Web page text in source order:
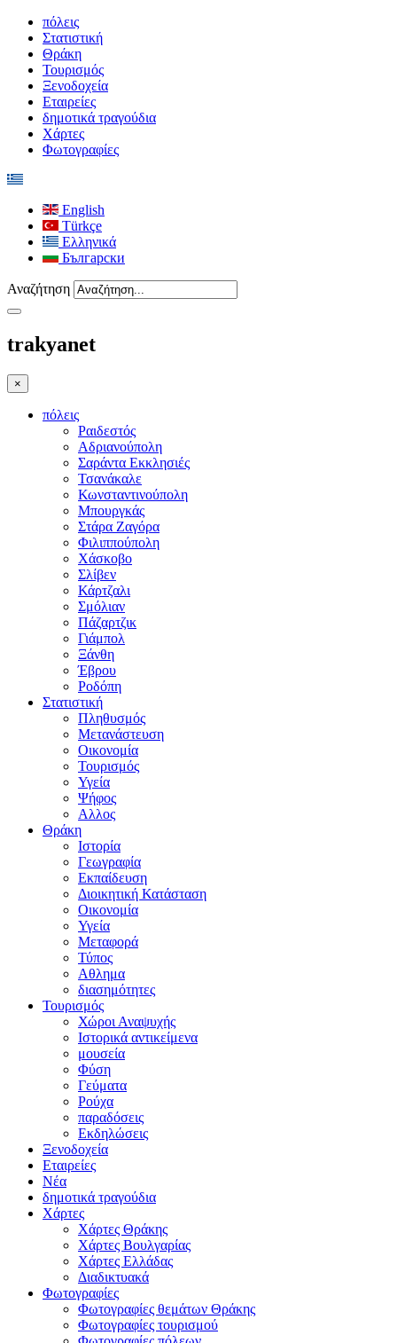
πόλεις
Στατιστική
Θράκη
Τουρισμός
Ξενοδοχεία
Εταιρείες
δημοτικά τραγούδια
Χάρτες
Φωτογραφίες
English
Türkçe
Ελληνικά
Български
Αναζήτηση
trakyanet
×
πόλεις
Ραιδεστός
Αδριανούπολη
Σαράντα Εκκλησιές
Τσανάκαλε
Κωνσταντινούπολη
Μπουργκάς
Στάρα Ζαγόρα
Φιλιππούπολη
Χάσκοβο
Σλίβεν
Κάρτζαλι
Σμόλιαν
Πάζαρτζικ
Γιάμπολ
Ξάνθη
Έβρου
Ροδόπη
Στατιστική
Πληθυσμός
Μετανάστευση
Οικονομία
Τουρισμός
Υγεία
Ψήφος
Αλλος
Θράκη
Ιστορία
Γεωγραφία
Εκπαίδευση
Διοικητική Κατάσταση
Οικονομία
Υγεία
Μεταφορά
Τύπος
Αθλημα
διασημότητες
Τουρισμός
Χώροι Αναψυχής
Ιστορικά αντικείμενα
μουσεία
Φύση
Γεύματα
Ρούχα
παραδόσεις
Εκδηλώσεις
Ξενοδοχεία
Εταιρείες
Νέα
δημοτικά τραγούδια
Χάρτες
Χάρτες Θράκης
Χάρτες Βουλγαρίας
Χάρτες Ελλάδας
Διαδικτυακά
Φωτογραφίες
Φωτογραφίες θεμάτων Θράκης
Φωτογραφίες τουρισμού